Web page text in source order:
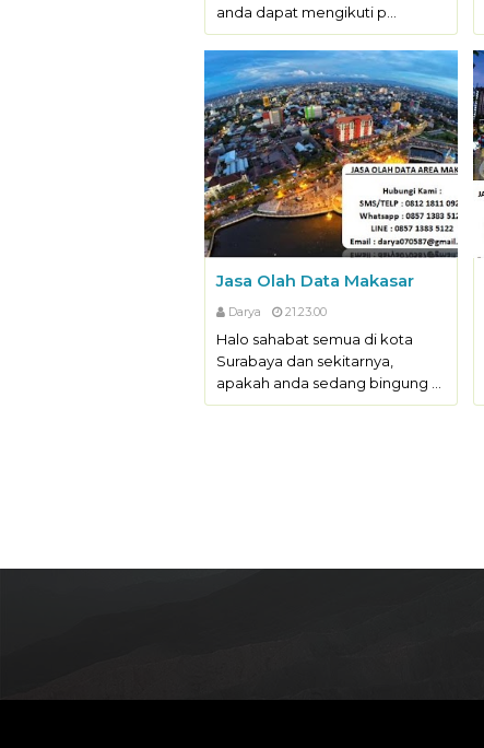
anda dapat mengikuti p…
Jasa Olah Data Makasar
Darya 21.23.00
Halo sahabat semua di kota
Surabaya dan sekitarnya,
apakah anda sedang bingung …